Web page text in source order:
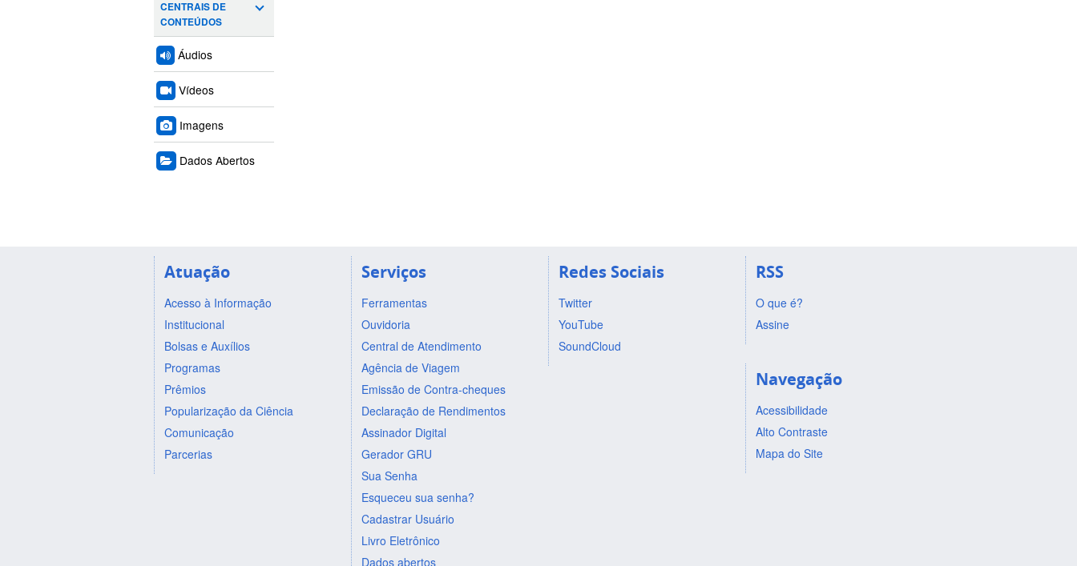
CENTRAIS DE
CONTEÚDOS
Áudios
Vídeos
Imagens
Dados Abertos
Atuação
Acesso à Informação
Institucional
Bolsas e Auxílios
Programas
Prêmios
Popularização da Ciência
Comunicação
Parcerias
Serviços
Ferramentas
Ouvidoria
Central de Atendimento
Agência de Viagem
Emissão de Contra-cheques
Declaração de Rendimentos
Assinador Digital
Gerador GRU
Sua Senha
Esqueceu sua senha?
Cadastrar Usuário
Livro Eletrônico
Dados abertos
Redes Sociais
Twitter
YouTube
SoundCloud
RSS
O que é?
Assine
Navegação
Acessibilidade
Alto Contraste
Mapa do Site